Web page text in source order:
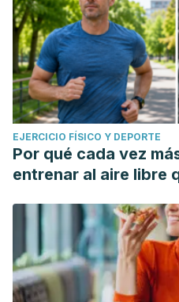
EJERCICIO FÍSICO Y DEPORTE
Por qué cada vez
entrenar al aire libre